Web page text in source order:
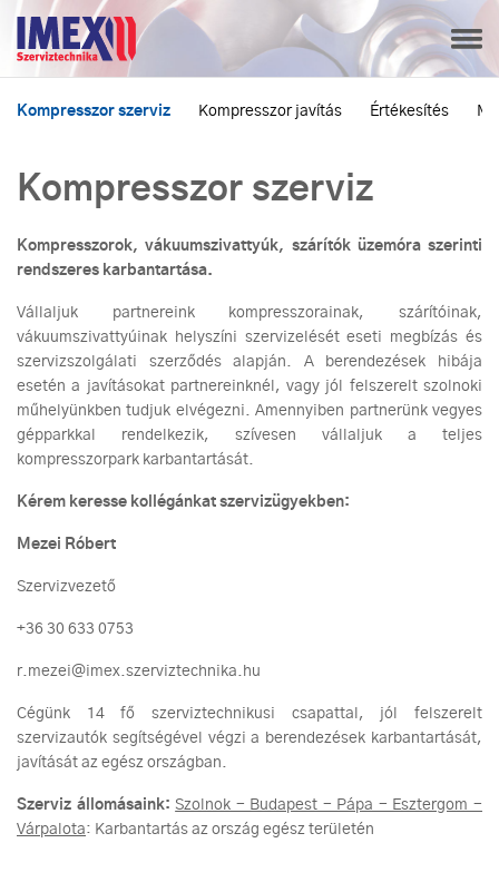
Kompresszor szerviz Kompresszor javítás Értékesítés
Kompresszor szerviz
Kompresszorok, vákuumszivattyúk, szárítók üzemóra szerinti
rendszeres karbantartása.
Vállaljuk partnereink kompresszorainak, szárítóinak,
vákuumszivattyúinak helyszíni szervizelését eseti megbízás és
szervizszolgálati szerződés alapján. A berendezések hibája
esetén a javításokat partnereinknél, vagy jól felszerelt szolnoki
műhelyünkben tudjuk elvégezni. Amennyiben partnerünk vegyes
gépparkkal rendelkezik, szívesen vállaljuk a teljes
kompresszorpark karbantartását.
Kérem keresse kollégánkat szervizügyekben:
Mezei Róbert
Szervizvezető
+36 30 633 0753
r.mezei@imex.szerviztechnika.hu
Cégünk 14 fő szerviztechnikusi csapattal, jól felszerelt
szervizautók segítségével végzi a berendezések karbantartását,
javítását az egész országban.
Szerviz állomásaink: Szolnok - Budapest - Pápa - Esztergom -
Várpalota: Karbantartás az ország egész területén